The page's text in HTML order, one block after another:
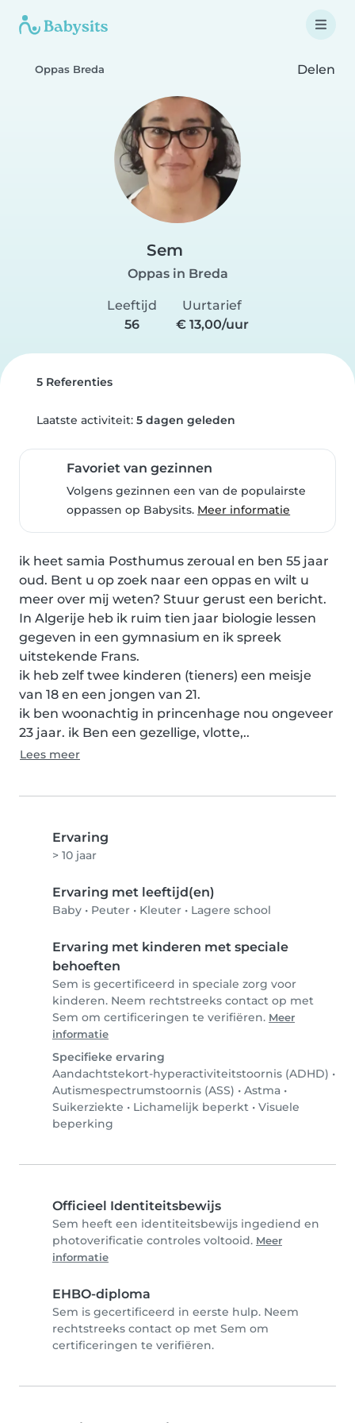
Oppas Breda Delen
Sem
Oppas in Breda
Leeftijd
56
Uurtarief
€ 13,00/uur
5 Referenties
Laatste activiteit: 5 dagen geleden
Favoriet van gezinnen
Volgens gezinnen een van de populairste
oppassen op Babysits. Meer informatie
ik heet samia Posthumus zeroual en ben 55 jaar
oud. Bent u op zoek naar een oppas en wilt u
meer over mij weten? Stuur gerust een bericht.
In Algerije heb ik ruim tien jaar biologie lessen
gegeven in een gymnasium en ik spreek
uitstekende Frans.
ik heb zelf twee kinderen (tieners) een meisje
van 18 en een jongen van 21.
ik ben woonachtig in princenhage nou ongeveer
23 jaar. ik Ben een gezellige, vlotte,..
Lees meer
Ervaring
> 10 jaar
Ervaring met leeftijd(en)
Baby • Peuter • Kleuter • Lagere school
Ervaring met kinderen met speciale
behoeften
Sem is gecertificeerd in speciale zorg voor
kinderen. Neem rechtstreeks contact op met
Sem om certificeringen te verifiëren. Meer
informatie
Specifieke ervaring
Aandachtstekort-hyperactiviteitstoornis (ADHD) •
Autismespectrumstoornis (ASS) • Astma •
Suikerziekte • Lichamelijk beperkt • Visuele
beperking
Officieel Identiteitsbewijs
Sem heeft een identiteitsbewijs ingediend en
photoverificatie controles voltooid. Meer
informatie
EHBO-diploma
Sem is gecertificeerd in eerste hulp. Neem
rechtstreeks contact op met Sem om
certificeringen te verifiëren.